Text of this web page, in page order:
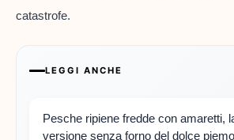
catastrofe.
LEGGI ANCHE
Pesche ripiene fredde con amaretti,
versione senza forno del dolce